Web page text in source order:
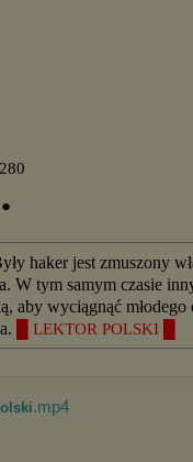
●
haker jest zmuszony
W tym samym czasie
aby wyciągnąć młodego
█ LEKTOR POLSKI █
.mp4